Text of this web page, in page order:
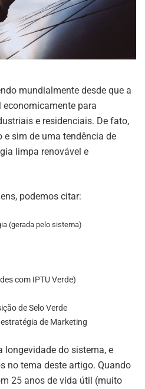
mundialmente desde que a
para
e residenciais. De fato,
sim de uma tendência de
limpa renovável e
podemos citar:
(gerada pelo sistema)
com IPTU Verde)
de Selo Verde
de Marketing
longevidade do sistema, e
no tema deste artigo. Quando
25 anos de vida útil (muito